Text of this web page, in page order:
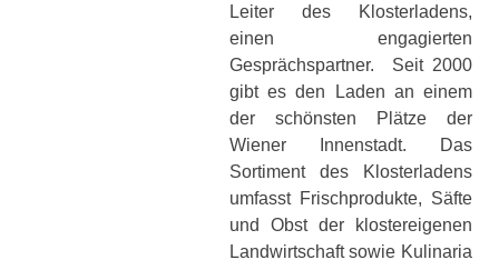
Leiter des Klosterladens,
einen engagierten
Gesprächspartner. Seit 2000
gibt es den Laden an einem
der schönsten Plätze der
Wiener Innenstadt. Das
Sortiment des Klosterladens
umfasst Frischprodukte, Säfte
und Obst der klostereigenen
Landwirtschaft sowie Kulinaria